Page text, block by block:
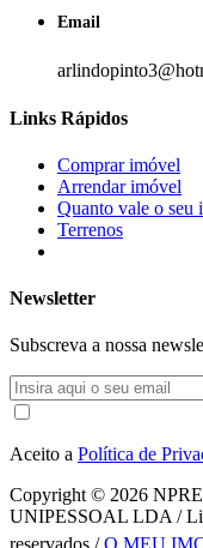
Email
Links Rápidos
Comprar imóvel
Arrendar imóvel
Quanto vale o seu
Terrenos
Newsletter
Subscreva a nossa
Aceito a Política de
Copyright © 2026
UNIPESSOAL LDA /
reservados /O MEU